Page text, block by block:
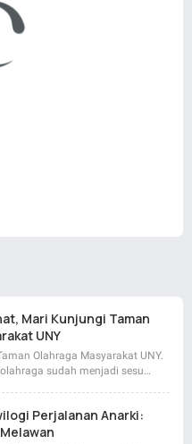
Mari Kunjungi Taman
UNY
Olahraga Masyarakat UNY.
sudah menjadi sesu…
Perjalanan Anarki: